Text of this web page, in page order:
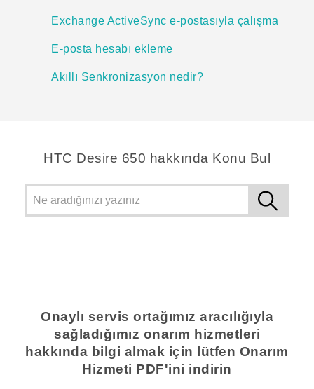
Exchange ActiveSync e-postasıyla çalışma
E-posta hesabı ekleme
Akıllı Senkronizasyon nedir?
HTC Desire 650 hakkında Konu Bul
Onaylı servis ortağımız aracılığıyla
sağladığımız onarım hizmetleri
hakkında bilgi almak için lütfen Onarım
Hizmeti PDF'ini indirin